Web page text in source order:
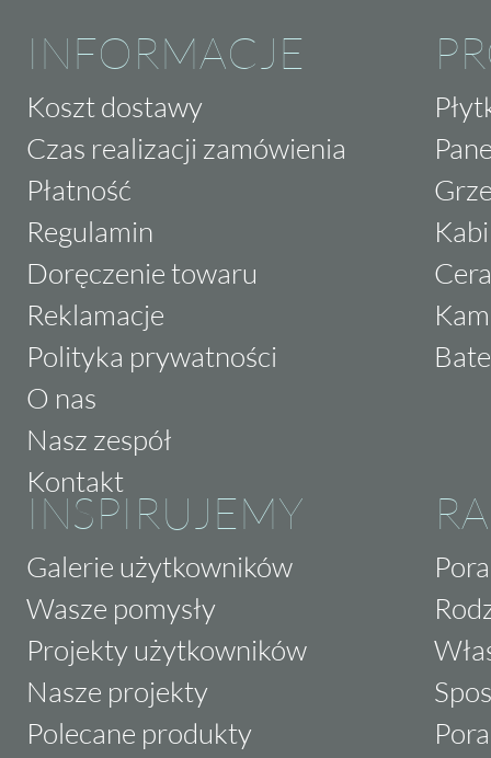
INFORMACJE
Koszt dostawy
Czas realizacji zamówienia
Płatność
Regulamin
Doręczenie towaru
Reklamacje
Polityka prywatności
O nas
Nasz zespół
Kontakt
INSPIRUJEMY
Galerie użytkowników
Wasze pomysły
Projekty użytkowników
Nasze projekty
Polecane produkty